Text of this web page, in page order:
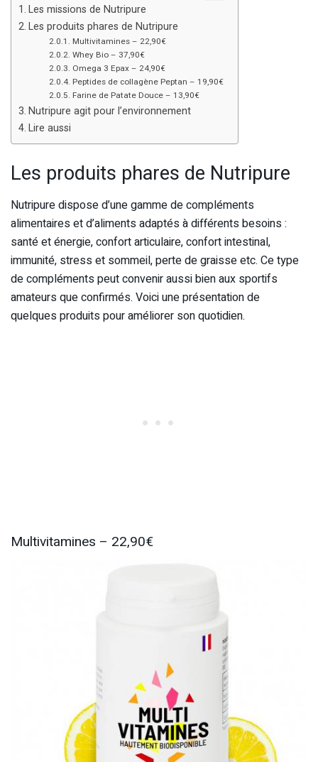
Les missions de Nutripure
Les produits phares de Nutripure
Multivitamines – 22,90€
Whey Bio – 37,90€
Omega 3 Epax – 24,90€
Peptides de collagène Peptan – 19,90€
Farine de Patate Douce – 13,90€
Nutripure agit pour l’environnement
Lire aussi
Les produits phares de Nutripure
Nutripure dispose d’une gamme de compléments
alimentaires et d’aliments adaptés à différents besoins :
santé et énergie, confort articulaire, confort intestinal,
immunité, stress et sommeil, perte de graisse etc. Ce type
de compléments peut convenir aussi bien aux sportifs
amateurs que confirmés. Voici une présentation de
quelques produits pour améliorer son quotidien.
Multivitamines – 22,90€